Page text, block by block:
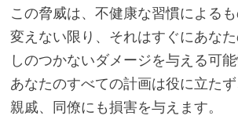
この脅威は、不健康な習慣による
変えない限り、それはすぐにあな
しのつかないダメージを与える可能
あなたのすべての計画は役に立たず
親戚、同僚にも損害を与えます。